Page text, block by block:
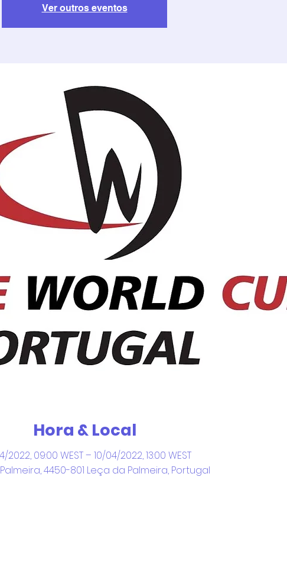
Ver outros eventos
Hora & Local
2022, 09:00 WEST – 10/04/2022, 13:00 WEST
4450-801 Leça da Palmeira, Portugal